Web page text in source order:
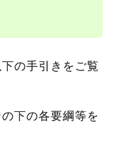
の手引きをご覧
下の各要綱等を